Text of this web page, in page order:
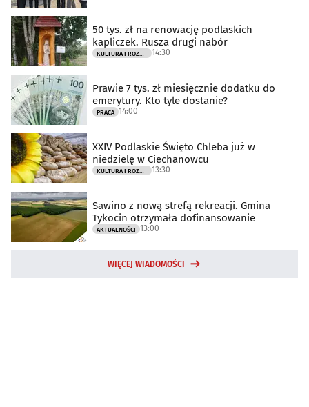
50 tys. zł na renowację podlaskich
kapliczek. Rusza drugi nabór
KULTURA I ROZRYWKA 14:30
Prawie 7 tys. zł miesięcznie dodatku do
emerytury. Kto tyle dostanie?
PRACA 14:00
XXIV Podlaskie Święto Chleba już w
niedzielę w Ciechanowcu
KULTURA I ROZRYWKA 13:30
Sawino z nową strefą rekreacji. Gmina
Tykocin otrzymała dofinansowanie
AKTUALNOŚCI 13:00
WIĘCEJ WIADOMOŚCI